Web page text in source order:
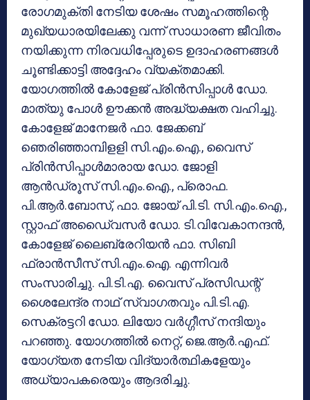
രോഗമുക്തി നേടിയ ശേഷം സമൂഹത്തിന്റെ
മുഖ്യധാരയിലേക്കു വന്ന് സാധാരണ ജീവിതം
നയിക്കുന്ന നിരവധിപ്പേരുടെ ഉദാഹരണങ്ങള്‍
ചൂണ്ടിക്കാട്ടി അദ്ദേഹം വ്യക്തമാക്കി.
യോഗത്തില്‍ കോളേജ് പ്രിന്‍സിപ്പാള്‍ ഡോ.
മാത്യു പോള്‍ ഊക്കന്‍ അദ്ധ്യക്ഷത വഹിച്ചു.
കോളേജ് മാനേജര്‍ ഫാ. ജേക്കബ്
ഞെരിഞ്ഞാമ്പിളളി സി.എം.ഐ., വൈസ്
പ്രിന്‍സിപ്പാള്‍മാരായ ഡോ. ജോളി
ആന്‍ഡ്രൂസ് സി.എം.ഐ., പ്രൊഫ.
പി.ആര്‍.ബോസ്, ഫാ. ജോയ് പി.ടി. സി.എം.ഐ.,
സ്റ്റാഫ് അഡൈ്വസര്‍ ഡോ. ടി.വിവേകാനന്ദന്‍,
കോളേജ് ലൈബ്രേറിയന്‍ ഫാ. സിബി
ഫ്രാന്‍സീസ് സി.എം.ഐ. എന്നിവര്‍
സംസാരിച്ചു. പി.ടി.എ. വൈസ് പ്രസിഡന്റ്
ശൈലേന്ദ്ര നാഥ് സ്വാഗതവും പി.ടി.എ.
സെക്രട്ടറി ഡോ. ലിയോ വര്‍ഗ്ഗീസ് നന്ദിയും
പറഞ്ഞു. യോഗത്തില്‍ നെറ്റ്, ജെ.ആര്‍.എഫ്.
യോഗ്യത നേടിയ വിദ്യാര്‍ത്ഥികളേയും
അധ്യാപകരെയും ആദരിച്ചു.